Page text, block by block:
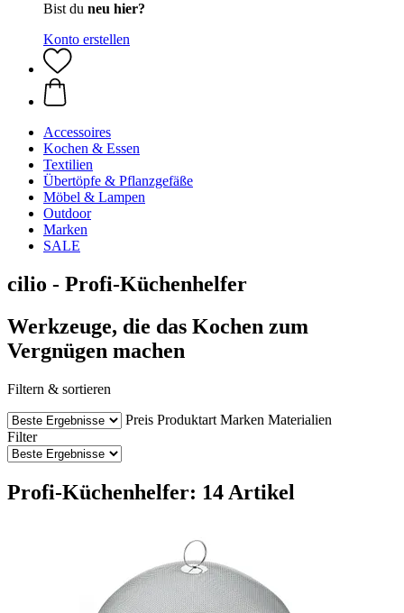
Bist du neu hier?
Konto erstellen
Accessoires
Kochen & Essen
Textilien
Übertöpfe & Pflanzgefäße
Möbel & Lampen
Outdoor
Marken
SALE
cilio - Profi-Küchenhelfer
Werkzeuge, die das Kochen zum
Vergnügen machen
Filtern & sortieren
Preis Produktart Marken Materialien
Filter
Profi-Küchenhelfer: 14 Artikel